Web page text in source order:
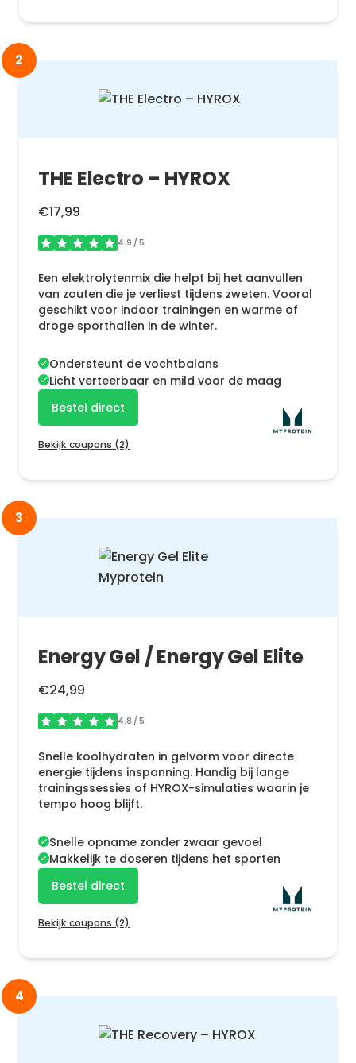
2
THE Electro – HYROX
€17,99
4.9 / 5
Een elektrolytenmix die helpt bij het aanvullen
van zouten die je verliest tijdens zweten. Vooral
geschikt voor indoor trainingen en warme of
droge sporthallen in de winter.
Ondersteunt de vochtbalans
Licht verteerbaar en mild voor de maag
Bestel direct
Bekijk coupons (2)
3
Energy Gel / Energy Gel Elite
€24,99
4.8 / 5
Snelle koolhydraten in gelvorm voor directe
energie tijdens inspanning. Handig bij lange
trainingssessies of HYROX-simulaties waarin je
tempo hoog blijft.
Snelle opname zonder zwaar gevoel
Makkelijk te doseren tijdens het sporten
Bestel direct
Bekijk coupons (2)
4